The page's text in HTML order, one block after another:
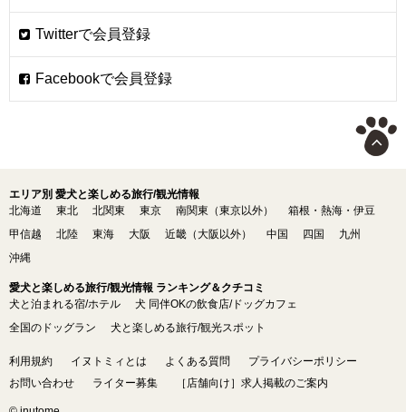
エリア別 愛犬と楽しめる旅行/観光情報
北海道
東北 北関東 東京 南関東（東京以外）
箱根・熱海・伊豆
甲信越
北陸 東海 大阪 近畿（大阪以外） 中国 四国
九州
沖縄
愛犬と楽しめる旅行/観光情報 ランキング＆クチコミ
犬と泊まれる宿/ホテル
犬 同伴OKの飲食店/ドッグカフェ
全国のドッグラン
犬と楽しめる旅行/観光スポット
利用規約 イヌトミィとは よくある質問
プライバシーポリシー
お問い合わせ
ライター募集 ［店舗向け］求人掲載のご案内